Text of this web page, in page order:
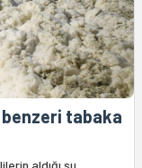
benzeri tabaka